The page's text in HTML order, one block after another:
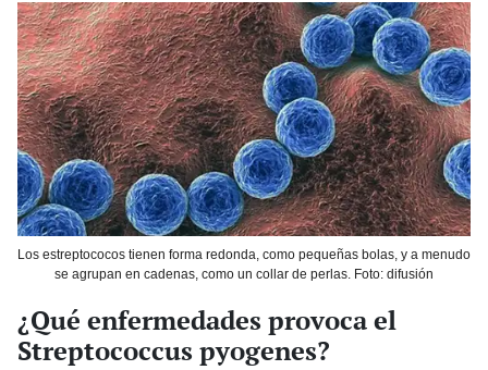
Los estreptococos tienen forma redonda, como pequeñas bolas, y a menudo
se agrupan en cadenas, como un collar de perlas. Foto: difusión
¿Qué enfermedades provoca el
Streptococcus pyogenes?